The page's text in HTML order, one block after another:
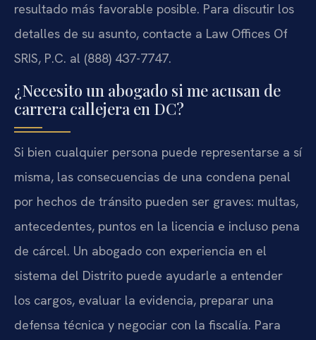
resultado más favorable posible. Para discutir los
detalles de su asunto, contacte a Law Offices Of
SRIS, P.C. al (888) 437-7747.
¿Necesito un abogado si me acusan de
carrera callejera en DC?
Si bien cualquier persona puede representarse a sí
misma, las consecuencias de una condena penal
por hechos de tránsito pueden ser graves: multas,
antecedentes, puntos en la licencia e incluso pena
de cárcel. Un abogado con experiencia en el
sistema del Distrito puede ayudarle a entender
los cargos, evaluar la evidencia, preparar una
defensa técnica y negociar con la fiscalía. Para